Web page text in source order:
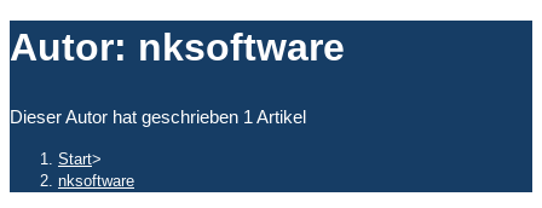
durchsuchen
Autor: nksoftware
Dieser Autor hat geschrieben 1 Artikel
Start>
nksoftware